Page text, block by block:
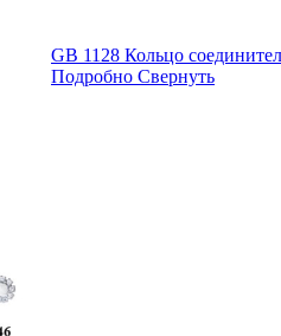
GB 1128 Кольцо
Подробно Свернуть